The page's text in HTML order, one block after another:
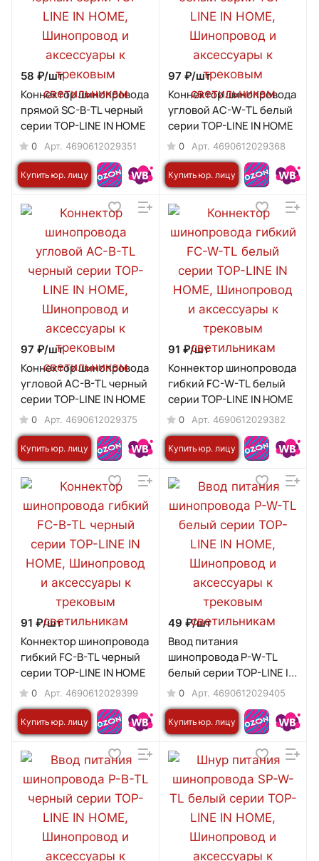
58 ₽/шт
Коннектор шинопровода
прямой SC-B-TL черный
серии TOP-LINE IN HOME
0 Арт. 4690612029351
Купить юр. лицу
97 ₽/шт
Коннектор шинопровода
угловой AC-W-TL белый
серии TOP-LINE IN HOME
0 Арт. 4690612029368
Купить юр. лицу
97 ₽/шт
Коннектор шинопровода
угловой AC-B-TL черный
серии TOP-LINE IN HOME
0 Арт. 4690612029375
Купить юр. лицу
91 ₽/шт
Коннектор шинопровода
гибкий FC-W-TL белый
серии TOP-LINE IN HOME
0 Арт. 4690612029382
Купить юр. лицу
91 ₽/шт
Коннектор шинопровода
гибкий FC-B-TL черный
серии TOP-LINE IN HOME
0 Арт. 4690612029399
Купить юр. лицу
49 ₽/шт
Ввод питания
шинопровода P-W-TL
белый серии TOP-LINE IN
HOME
0 Арт. 4690612029405
Купить юр. лицу